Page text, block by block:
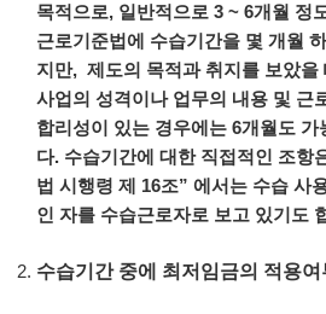
목적으로, 일반적으로 3 ~ 6개월 정
근로기준법에 수습기간을 몇 개월
지만, 제도의 목적과 취지를 보았을
사업의 성격이나 업무의 내용 및 근
합리성이 있는 경우에는 6개월도 가
다. 수습기간에 대한 직접적인 조항
법 시행령 제 16조” 에서는 수습 사
인 자를 수습근로자로 보고 있기도
수습기간 중에 최저임금의 적용여